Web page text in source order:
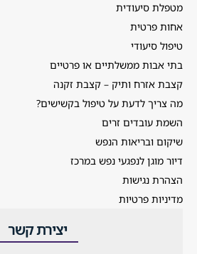
מטפלת סיעודית
אחות פרטית
טיפול סיעודי
בתי אבות ממשלתיים או פרטיים
קצבת אזרח ותיק – קצבת זקנה
מה צריך לדעת על טיפול בקשישים?
השמת עובדים זרים
שיקום ובריאות הנפש
דיור מוגן לנפגעי נפש במרכז
הצהרת נגישות
מדיניות פרטיות
יצירת קשר